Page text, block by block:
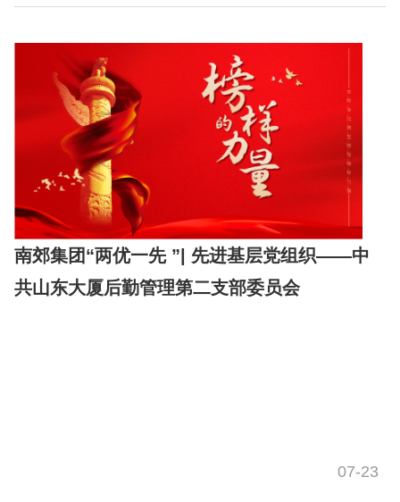
南郊集团“两优一先 ”| 先进基层党组织——中
共山东大厦后勤管理第二支部委员会
07-23